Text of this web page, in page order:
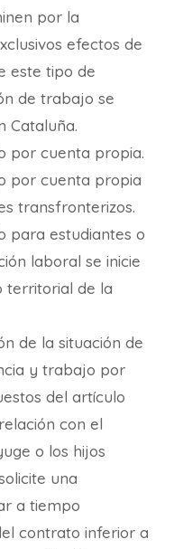
por la
efectos de
este tipo de
de trabajo se
Cataluña.
por cuenta propia.
por cuenta propia
transfronterizos.
para estudiantes o
laboral se inicie
territorial de la
de la situación de
y trabajo por
del artículo
con el
o los hijos
una
a tiempo
contrato inferior a